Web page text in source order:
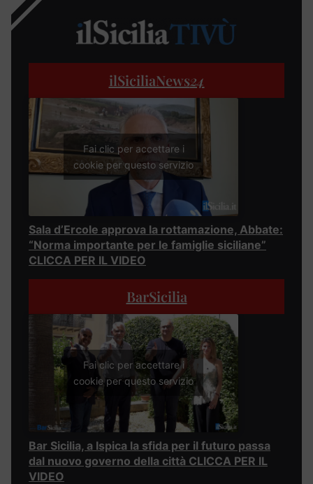
ilSiciliaNews24
Fai clic per accettare i
cookie per questo servizio
Sala d’Ercole approva la rottamazione, Abbate:
“Norma importante per le famiglie siciliane”
CLICCA PER IL VIDEO
BarSicilia
Fai clic per accettare i
cookie per questo servizio
Bar Sicilia, a Ispica la sfida per il futuro passa
dal nuovo governo della città CLICCA PER IL
VIDEO